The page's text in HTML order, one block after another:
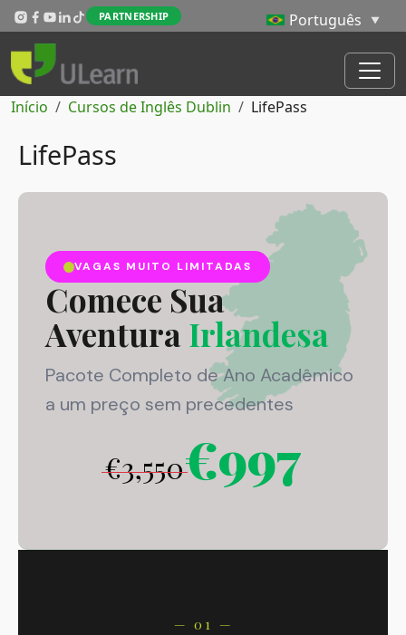
Passar para o conteúdo principal
PARTNERSHIP
Navegação estrutural
Início Cursos de Inglês Dublin LifePass
LifePass
VAGAS MUITO LIMITADAS
Comece Sua
AventuraIrlandesa
Pacote Completo de Ano Acadêmico
a um preço sem precedentes
€3,550€997
— 01 —